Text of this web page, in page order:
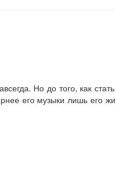
Но до того, как
его музыки лишь его